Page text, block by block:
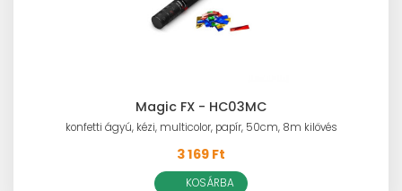
Magic FX - HC03MC
konfetti ágyú, kézi, multicolor, papír, 50cm, 8m kilövés
3 169 Ft
KOSÁRBA